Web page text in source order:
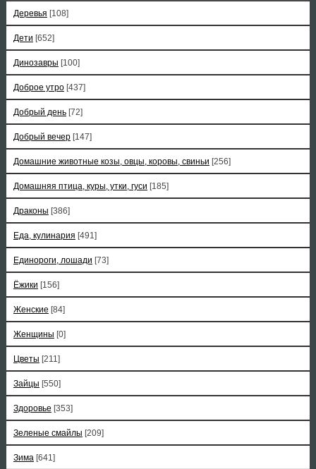
Деревья [108]
Дети [652]
Динозавры [100]
Доброе утро [437]
Добрый день [72]
Добрый вечер [147]
Домашние животные козы, овцы, коровы, свиньи [256]
Домашняя птица, куры, утки, гуси [185]
Драконы [386]
Еда, кулинария [491]
Единороги, лошади [73]
Ёжики [156]
Женские [84]
Женщины [0]
Цветы [211]
Зайцы [550]
Здоровье [353]
Зеленые смайлы [209]
Зима [641]